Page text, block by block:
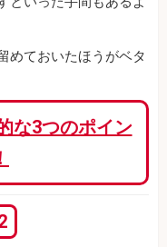
めておいたほうがベタ
な3つのポイン